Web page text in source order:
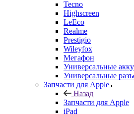
Tecno
Highscreen
LeEco
Realme
Prestigio
Wileyfox
Мегафон
Универсальные
Универсальные
Запчасти для Apple
Назад
Запчасти для Apple
iPad